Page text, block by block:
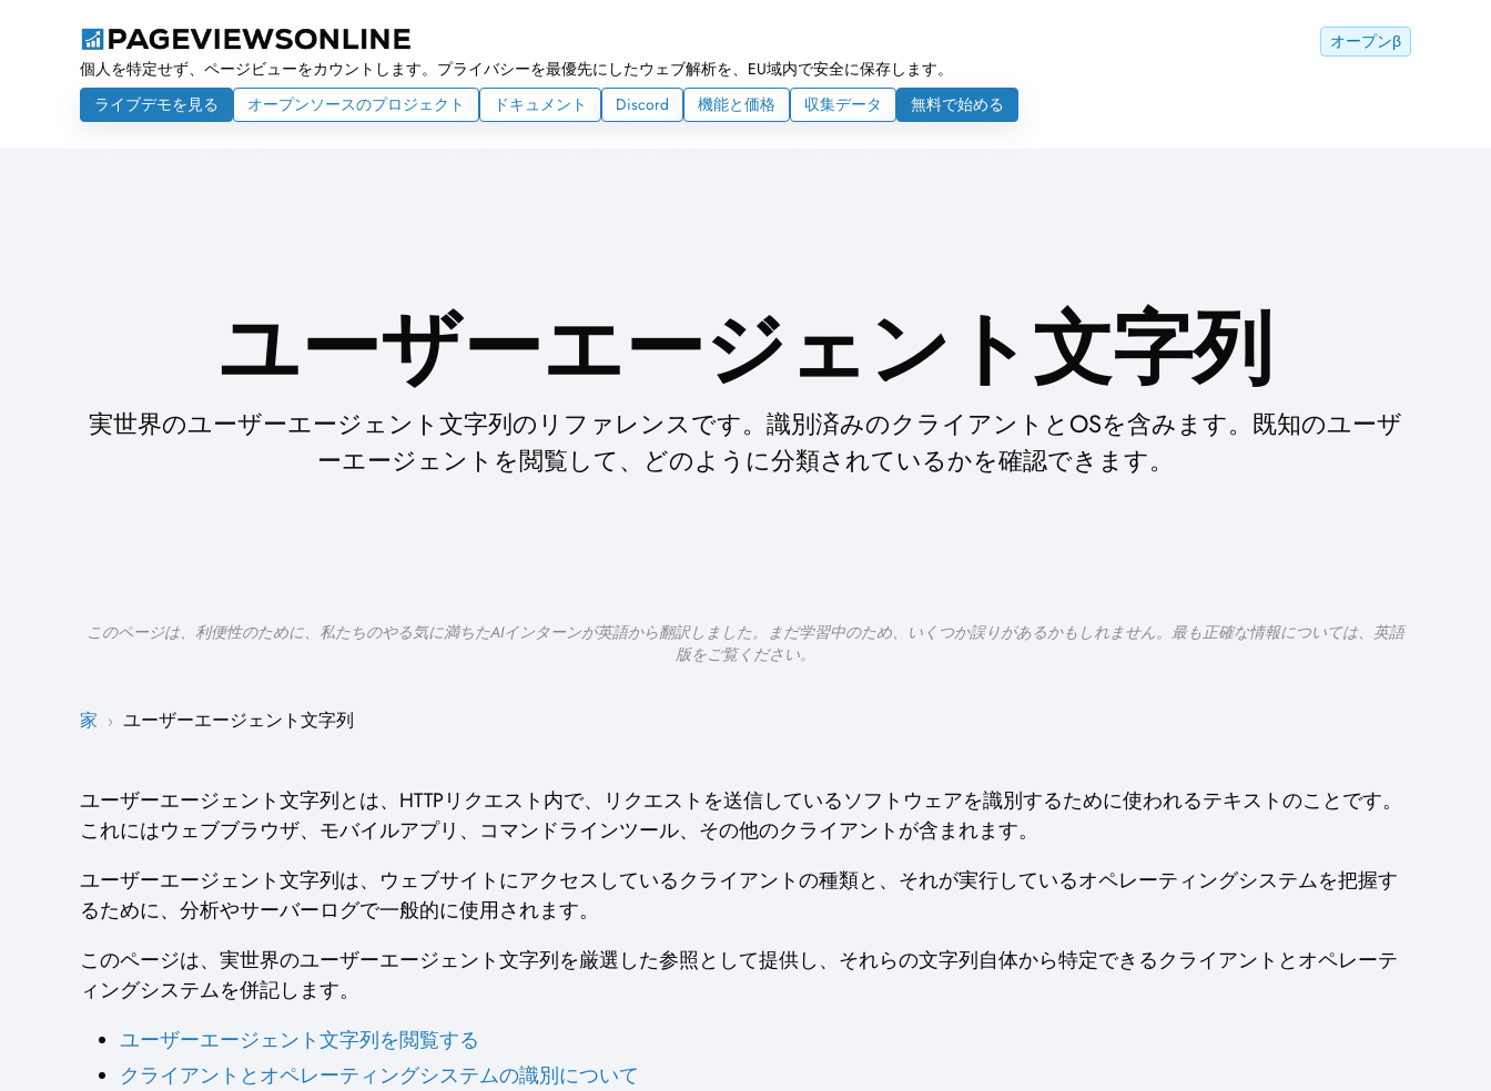
オープンβ
個人を特定せず、ページビューをカウントします。プライバシーを最優先にしたウェブ解析を、EU域内で安全に保存します。
ライブデモを見る
オープンソースのプロジェクト ドキュメント Discord 機能と価格 収集データ 無料で始める
ユーザーエージェント文字列
実世界のユーザーエージェント文字列のリファレンスです。識別済みのクライアントとOSを含みます。既知のユーザ
ーエージェントを閲覧して、どのように分類されているかを確認できます。
このページは、利便性のために、私たちのやる気に満ちたAIインターンが英語から翻訳しました。まだ学習中のため、いくつか誤りがあるかもしれません。最も正確な情報については、英語
版をご覧ください。
家 › ユーザーエージェント文字列
ユーザーエージェント文字列とは、HTTPリクエスト内で、リクエストを送信しているソフトウェアを識別するために使われるテキストのことです。
これにはウェブブラウザ、モバイルアプリ、コマンドラインツール、その他のクライアントが含まれます。
ユーザーエージェント文字列は、ウェブサイトにアクセスしているクライアントの種類と、それが実行しているオペレーティングシステムを把握す
るために、分析やサーバーログで一般的に使用されます。
このページは、実世界のユーザーエージェント文字列を厳選した参照として提供し、それらの文字列自体から特定できるクライアントとオペレーテ
ィングシステムを併記します。
ユーザーエージェント文字列を閲覧する
クライアントとオペレーティングシステムの識別について